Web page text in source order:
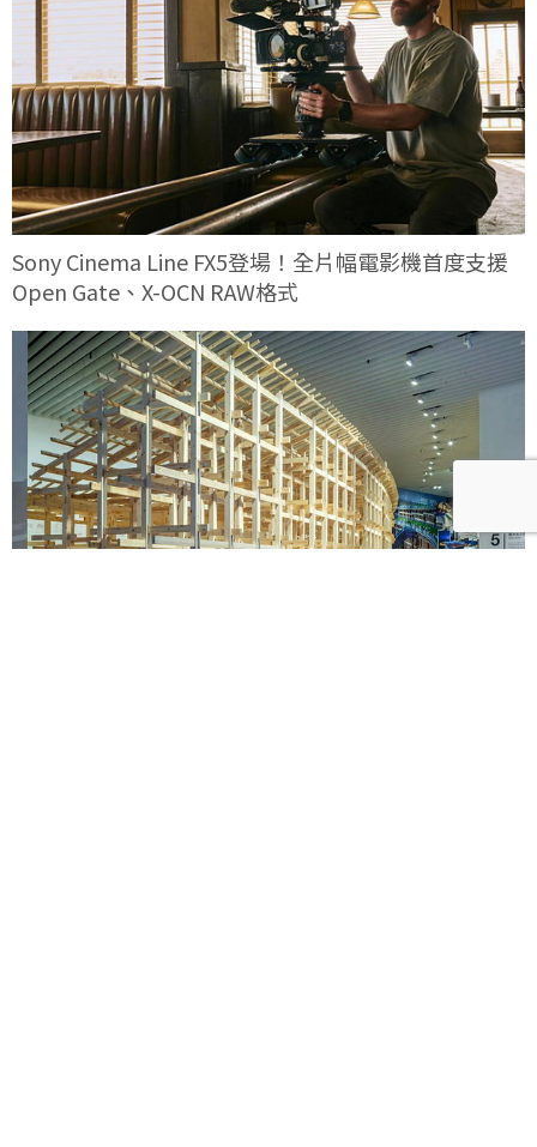
Sony Cinema Line FX5登場！全片幅電影機首度支援
Open Gate、X-OCN RAW格式